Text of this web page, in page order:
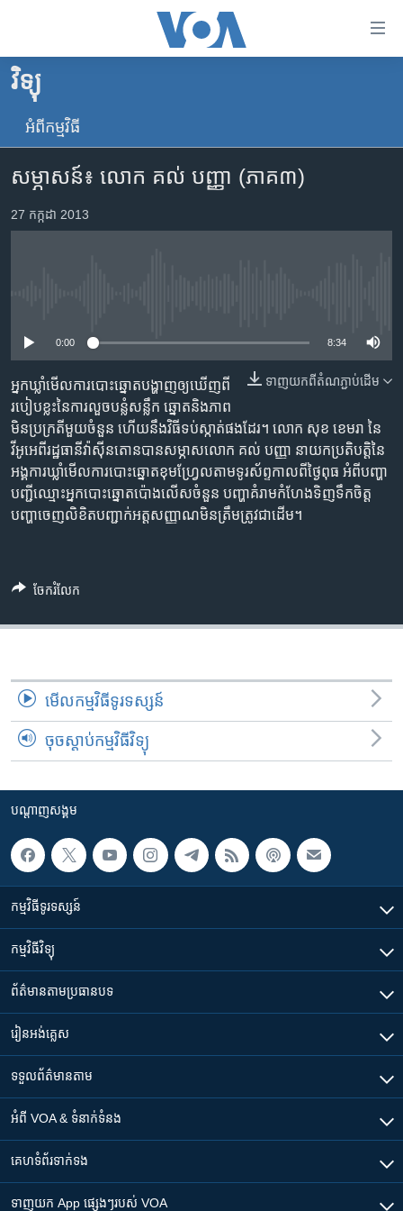
គេហទំព័រ​
ទាក់ទង
រំលង​
និង​
ចូល​
ទំព័រ​
ព័ត៌មាន​​
ទៅ​
ទំព័រ​
រចនា
សម្ព័ន្ធ​
រំលង​
និង​
ចូល​
ទៅ​
ស្វែង​
កម្ពុជា
អន្តរជាតិ
ហេឡូវីអូអេ
វិទ្យុ / ផតខាសថ៍
កម្មវិធីទាំងអស់
Khmer English
បណ្តាញ​សង្គម
វិទ្យុ
អំពី​កម្មវិធី​
សម្ភាសន៍៖ លោក គល់​ បញ្ញា (ភាគ​៣)
27 កក្កដា 2013
0:00 8:34
ទាញ​យក​ពី​តំណភ្ជាប់​ដើម
អ្នក​ឃ្លាំ​មើល​ការ​បោះឆ្នោត​បង្ហាញ​ឲ្យ​ឃើញ​ពី​
របៀប​ខ្លះ​នៃ​ការ​លួច​បន្លំ​សន្លឹក​ ឆ្នោត​និង​ភាព​
មិន​ប្រក្រតី​មួយ​ចំនួន ហើយ​នឹង​វិធី​ទប់​ស្កាត់​ផង​ដែរ។ លោក សុខ ខេមរា នៃ​
វីអូអេ​ពី​រដ្ឋធានី​វ៉ាស៊ីនតោន​បាន​សម្ភាស​លោក គល់ បញ្ញា នាយក​ប្រតិបត្តិ​នៃ​
អង្គការ​ឃ្លាំមើល​ការ​បោះឆ្នោត​ខុមហ្រ្វែល​តាម​ទូរស័ព្ទ​កាល​ពី​ថ្ងៃ​ពុធ អំពី​បញ្ហា​
បញ្ជី​ឈ្មោះ​អ្នក​បោះឆ្នោត​ប៉ោង​លើស​ចំនួន​ បញ្ហា​គំរាមកំហែង​ទិញ​ទឹក​ចិត្ត
បញ្ហា​ចេញ​លិខិត​បញ្ជាក់​អត្តសញ្ញាណ​មិន​ត្រឹមត្រូវ​ជា​ដើម។
ចែករំលែក
មើល​កម្មវិធី​ទូរទស្សន៍
ចុចស្តាប់កម្មវិធីវិទ្យុ
បណ្តាញ​សង្គម
កម្មវិធី​ទូរទស្សន៍
កម្មវិធី​វិទ្យុ
ព័ត៌មាន​តាមប្រធានបទ​
រៀន​​អង់គ្លេស
ទទួល​ព័ត៌មាន​តាម
អំពី​ VOA & ទំនាក់ទំនង
គេហទំព័រ​​ទាក់ទង
ទាញយក​ App ផ្សេងៗ​របស់​ VOA